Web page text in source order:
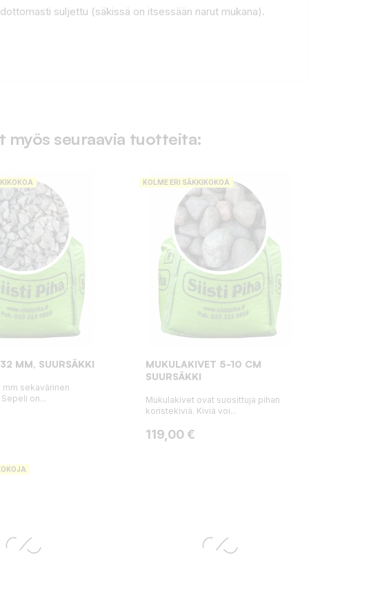
suljettu (säkissä on itsessään narut mukana).
myös seuraavia tuotteita:
MM, SUURSÄKKI
mm sekavärinen
on...
KOLME ERI SÄKKIKOKOA
MUKULAKIVET 5-10 CM
SUURSÄKKI
Mukulakivet ovat suosittuja pihan
koristekiviä. Kiviä voi...
Hinta
119,00 €